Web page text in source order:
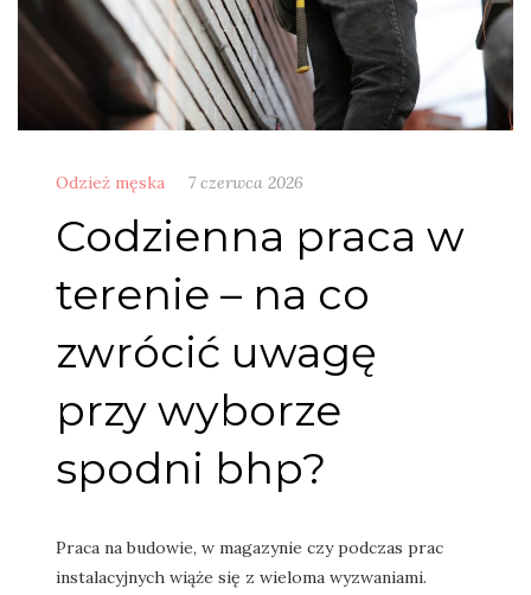
Odzież męska 7 czerwca 2026
Codzienna praca w
terenie – na co
zwrócić uwagę
przy wyborze
spodni bhp?
Praca na budowie, w magazynie czy podczas prac
instalacyjnych wiąże się z wieloma wyzwaniami.